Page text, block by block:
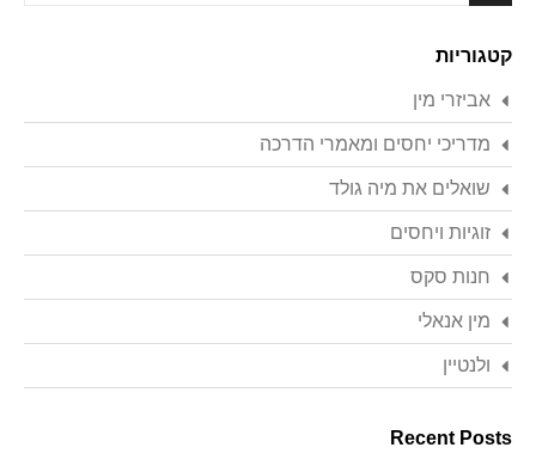
Search
קטגוריות
אביזרי מין
מדריכי יחסים ומאמרי הדרכה
שואלים את מיה גולד
זוגיות ויחסים
חנות סקס
מין אנאלי
ולנטיין
Recent Posts